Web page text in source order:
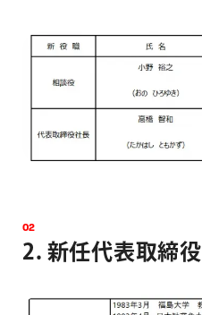
02
2. 新任代表取締役